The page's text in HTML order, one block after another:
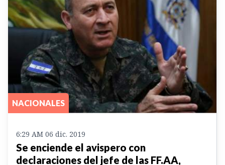
NACIONALES
6:29 AM 06 dic. 2019
Se enciende el avispero con
declaraciones del jefe de las FF.AA,